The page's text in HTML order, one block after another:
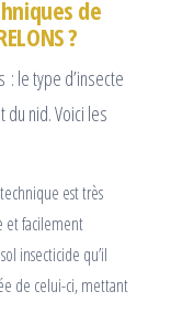
de
?
le type d’insecte
nid. Voici les
est très
et facilement
insecticide qu’il
de celui-ci, mettant